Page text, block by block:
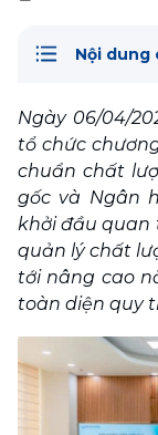
Nội dung
Ngày 06/04/
tổ chức
chuẩn chất
gốc và Ngân
khởi đầu quan
quản lý chất
tới nâng cao
toàn diện quy